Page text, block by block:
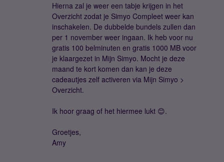
Hierna zal je weer een tabje krijgen in het
Overzicht zodat je Simyo Compleet weer kan
inschakelen. De dubbelde bundels zullen dan
per 1 november weer ingaan. Ik heb voor nu
gratis 100 belminuten en gratis 1000 MB voor
je klaargezet in Mijn Simyo. Mocht je deze
maand te kort komen dan kan je deze
cadeautjes zelf activeren via Mijn Simyo >
Overzicht.
Ik hoor graag of het hiermee lukt 😊.
Groetjes,
Amy